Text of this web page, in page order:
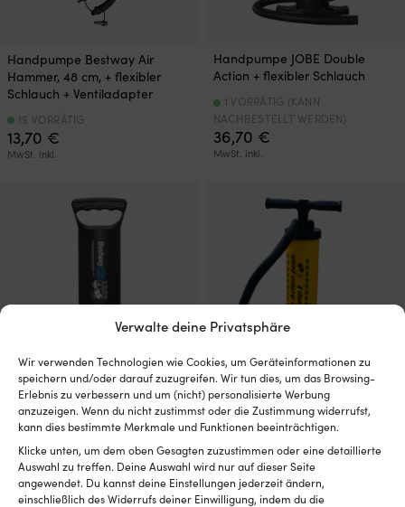
Verwalte deine Privatsphäre
Wir verwenden Technologien wie Cookies, um Geräteinformationen zu
speichern und/oder darauf zuzugreifen. Wir tun dies, um das Browsing-
Erlebnis zu verbessern und um (nicht) personalisierte Werbung
anzuzeigen. Wenn du nicht zustimmst oder die Zustimmung widerrufst,
kann dies bestimmte Merkmale und Funktionen beeinträchtigen.
Klicke unten, um dem oben Gesagten zuzustimmen oder eine detaillierte
Auswahl zu treffen. Deine Auswahl wird nur auf dieser Seite
angewendet. Du kannst deine Einstellungen jederzeit ändern,
einschließlich des Widerrufs deiner Einwilligung, indem du die
Handpumpe Bestway Air
Hammer, 48 cm, + flexibler
Schlauch + Ventiladapter
13,70 €
MwSt. inkl.
15 VORRÄTIG
Handpumpe JOBE Double
Action + flexibler Schlauch
36,70 €
MwSt. inkl.
1 VORRÄTIG (KANN
NACHBESTELLT WERDEN)
Handpumpe Bestway Air
Hammer, 30 cm, + flexibler
Schlauch + Ventiladapter
7,26€
MwSt. inkl.
7 VORRÄTIG
Handpumpe BASE Double
Action + flexibler Schlauch
16,46€
MwSt. inkl.